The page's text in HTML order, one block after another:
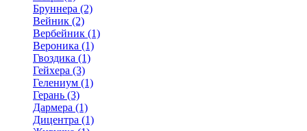
Бруннера (2)
Вейник (2)
Вербейник (1)
Вероника (1)
Гвоздика (1)
Гейхера (3)
Гелениум (1)
Герань (3)
Дармера (1)
Дицентра (1)